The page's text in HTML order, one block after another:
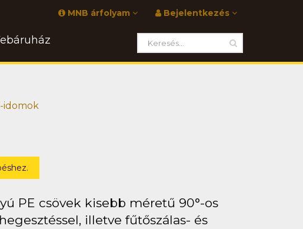
Bejelentkezés
MNB árfolyam
idomok
PE csövek kisebb méretű 90°-os
illetve fűtőszálas- és